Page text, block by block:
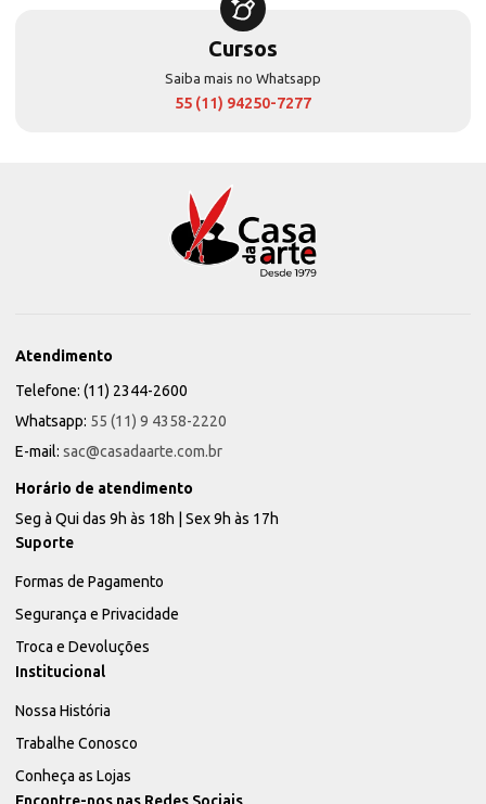
Cursos
Saiba mais no Whatsapp
55 (11) 94250-7277
Atendimento
Telefone: (11) 2344-2600
Whatsapp: 55 (11) 9 4358-2220
E-mail: sac@casadaarte.com.br
Horário de atendimento
Seg à Qui das 9h às 18h | Sex 9h às 17h
Suporte
Formas de Pagamento
Segurança e Privacidade
Troca e Devoluções
Institucional
Nossa História
Trabalhe Conosco
Conheça as Lojas